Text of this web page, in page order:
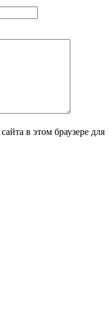
в этом браузере для